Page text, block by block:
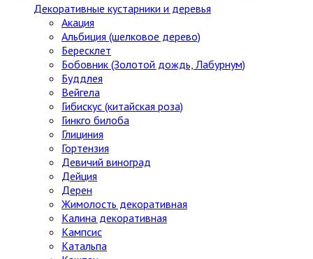
Декоративные кустарники и деревья
Акация
Альбиция (шелковое дерево)
Бересклет
Бобовник (Золотой дождь, Лабурнум)
Буддлея
Вейгела
Гибискус (китайская роза)
Гинкго билоба
Глициния
Гортензия
Девичий виноград
Дейция
Дерен
Жимолость декоративная
Калина декоративная
Кампсис
Катальпа